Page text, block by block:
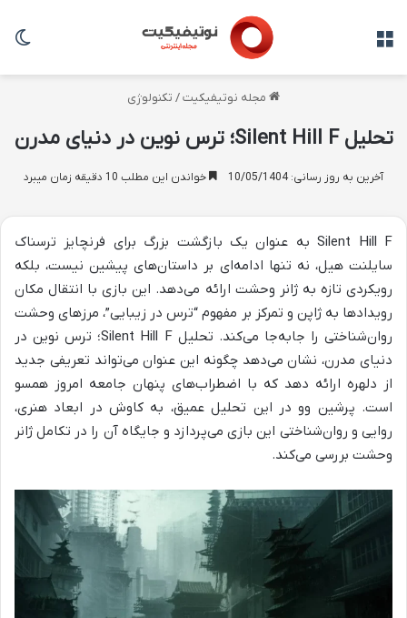
مجله نوتیفیکیت/ تکنولوژی
تحلیل Silent Hill F؛ ترس نوین در دنیای مدرن
آخرین به روز رسانی: 10/05/1404 خواندن این مطلب 10 دقیقه زمان میبرد
Silent Hill F به عنوان یک بازگشت بزرگ برای فرنچایز ترسناک
سایلنت هیل، نه تنها ادامه‌ای بر داستان‌های پیشین نیست، بلکه
رویکردی تازه به ژانر وحشت ارائه می‌دهد. این بازی با انتقال مکان
رویدادها به ژاپن و تمرکز بر مفهوم “ترس در زیبایی”، مرزهای وحشت
روان‌شناختی را جابه‌جا می‌کند. تحلیل Silent Hill F؛ ترس نوین در
دنیای مدرن، نشان می‌دهد چگونه این عنوان می‌تواند تعریفی جدید
از دلهره ارائه دهد که با اضطراب‌های پنهان جامعه امروز همسو
است. پرشین وو در این تحلیل عمیق، به کاوش در ابعاد هنری،
روایی و روان‌شناختی این بازی می‌پردازد و جایگاه آن را در تکامل ژانر
وحشت بررسی می‌کند.